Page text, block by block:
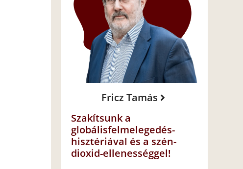
Fricz Tamás
Szakítsunk a
globálisfelmelegedés-
hisztériával és a szén-
dioxid-ellenességgel!